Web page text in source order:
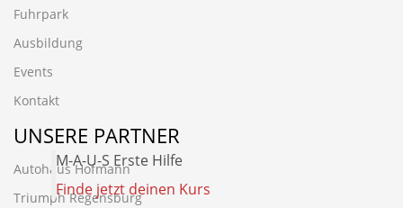
Fuhrpark
Ausbildung
Events
Kontakt
UNSERE PARTNER
Autohaus Hofmann
Triumph Regensburg
M-A-U-S Erste Hilfe
Finde jetzt deinen Kurs